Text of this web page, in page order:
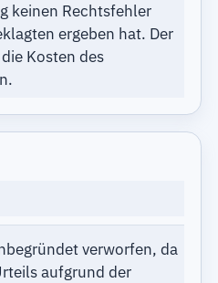
keinen Rechtsfehler
ergeben hat. Der
Kosten des
verworfen, da
aufgrund der